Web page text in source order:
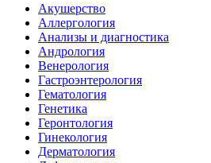
Акушерство
Аллергология
Анализы и диагностика
Андрология
Венерология
Гастроэнтерология
Гематология
Генетика
Геронтология
Гинекология
Дерматология